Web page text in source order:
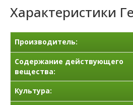
Характеристики
Производитель:
Содержание действующего
вещества:
Культура: